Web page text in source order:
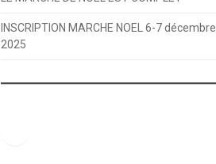
INSCRIPTION MARCHE NOEL 6-7 décembre
2025